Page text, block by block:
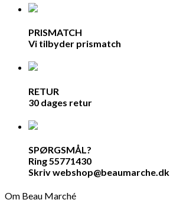
PRISMATCH
Vi tilbyder prismatch
RETUR
30 dages retur
SPØRGSMÅL?
Ring 55771430
Skriv webshop@beaumarche.dk
Om Beau Marché